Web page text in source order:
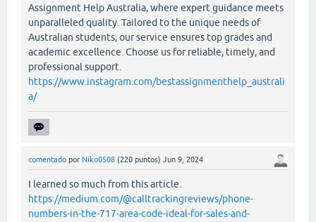
Assignment Help Australia, where expert guidance meets
unparalleled quality. Tailored to the unique needs of
Australian students, our service ensures top grades and
academic excellence. Choose us for reliable, timely, and
professional support.
https://www.instagram.com/bestassignmenthelp_australi
a/
comentado por Niko0508 (220 puntos) Jun 9, 2024
I learned so much from this article.
https://medium.com/@calltrackingreviews/phone-
numbers-in-the-717-area-code-ideal-for-sales-and-